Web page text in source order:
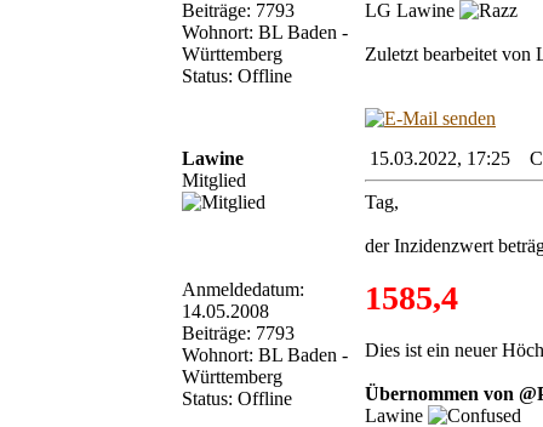
Beiträge: 7793
Wohnort: BL Baden -
Württemberg
Status: Offline
LG Lawine
Zuletzt bearbeitet von
Lawine
Mitglied
Anmeldedatum:
14.05.2008
Beiträge: 7793
Wohnort: BL Baden -
Württemberg
Status: Offline
15.03.2022, 17:25
Tag,
der Inzidenzwert
1585,4
Dies ist ein neuer
Übernommen von
Lawine